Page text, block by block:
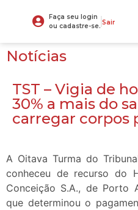
Faça seu login
ou cadastre-se. Sair
Notícias
TST – Vigia de
30% a mais do
carregar corpos
A Oitava Turma do
conheceu de recurso do
Conceição S.A., de Porto
que determinou o